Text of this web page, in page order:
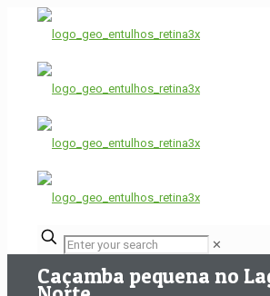
✕
Caçamba pequena no